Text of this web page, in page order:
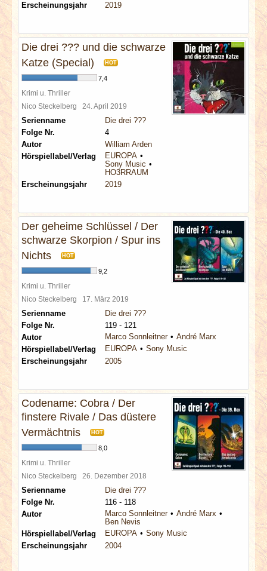
Erscheinungsjahr
2019
Die drei ??? und die schwarze
Katze (Special)
HOT
7,4
Krimi u. Thriller
Nico Steckelberg 24. April 2019
Serienname
Die drei ???
Folge Nr.
4
Autor
William Arden
Hörspiellabel/Verlag
EUROPA
Sony Music
HO3RRAUM
Erscheinungsjahr
2019
Der geheime Schlüssel / Der
schwarze Skorpion / Spur ins
Nichts
HOT
9,2
Krimi u. Thriller
Nico Steckelberg 17. März 2019
Serienname
Die drei ???
Folge Nr.
119 - 121
Autor
Marco Sonnleitner
André Marx
Hörspiellabel/Verlag
EUROPA
Sony Music
Erscheinungsjahr
2005
Codename: Cobra / Der
finstere Rivale / Das düstere
Vermächtnis
HOT
8,0
Krimi u. Thriller
Nico Steckelberg 26. Dezember 2018
Serienname
Die drei ???
Folge Nr.
116 - 118
Autor
Marco Sonnleitner
André Marx
Ben Nevis
Hörspiellabel/Verlag
EUROPA
Sony Music
Erscheinungsjahr
2004